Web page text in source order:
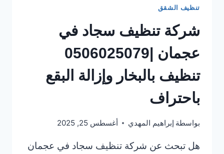
تنظيف الشقق
شركة تنظيف سجاد في
عجمان |0506025079
تنظيف بالبخار وإزالة البقع
باحتراف
بواسطة إبراهيم المهدي أغسطس 25, 2025
هل تبحث عن شركة تنظيف سجاد في عجمان